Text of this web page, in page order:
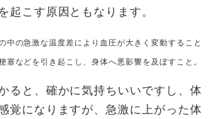
起こす原因ともなります。
中の急激な温度差により血圧が大きく変動すること
塞などを引き起こし、身体へ悪影響を及ぼすこと。
ると、確かに気持ちいいですし、体
覚になりますが、急激に上がった体